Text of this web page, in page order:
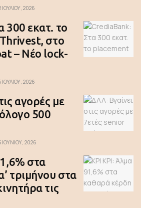
ΙΟΥΛΊΟΥ, 2026
300 εκατ. το
στο
– Νέο lock-
ΙΟΥΛΊΟΥ, 2026
αγορές με
500
ΙΟΥΝΊΟΥ, 2026
στα
τριμήνου στα
τις